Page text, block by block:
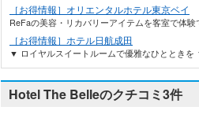
［お得情報］オリエンタルホテル東京ベイ
ReFaの美容・リカバリーアイテムを客室で体
［お得情報］ホテル日航成田
▼ ロイヤルスイートルームで優雅なひととき
Hotel The Belleのクチコミ3件